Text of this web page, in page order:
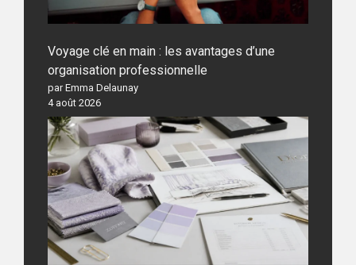
Voyage clé en main : les avantages d’une
organisation professionnelle
par Emma Delaunay
4 août 2026